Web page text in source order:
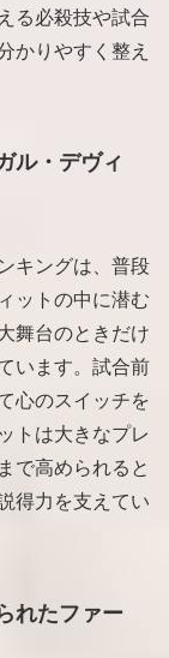
る必殺技や試合
かりやすく整え
ル・デヴィ
キングは、普段
ットの中に潜む
舞台のときだけ
います。試合前
心のスイッチを
トは大きなプレ
で高められると
得力を支えてい
れたファー